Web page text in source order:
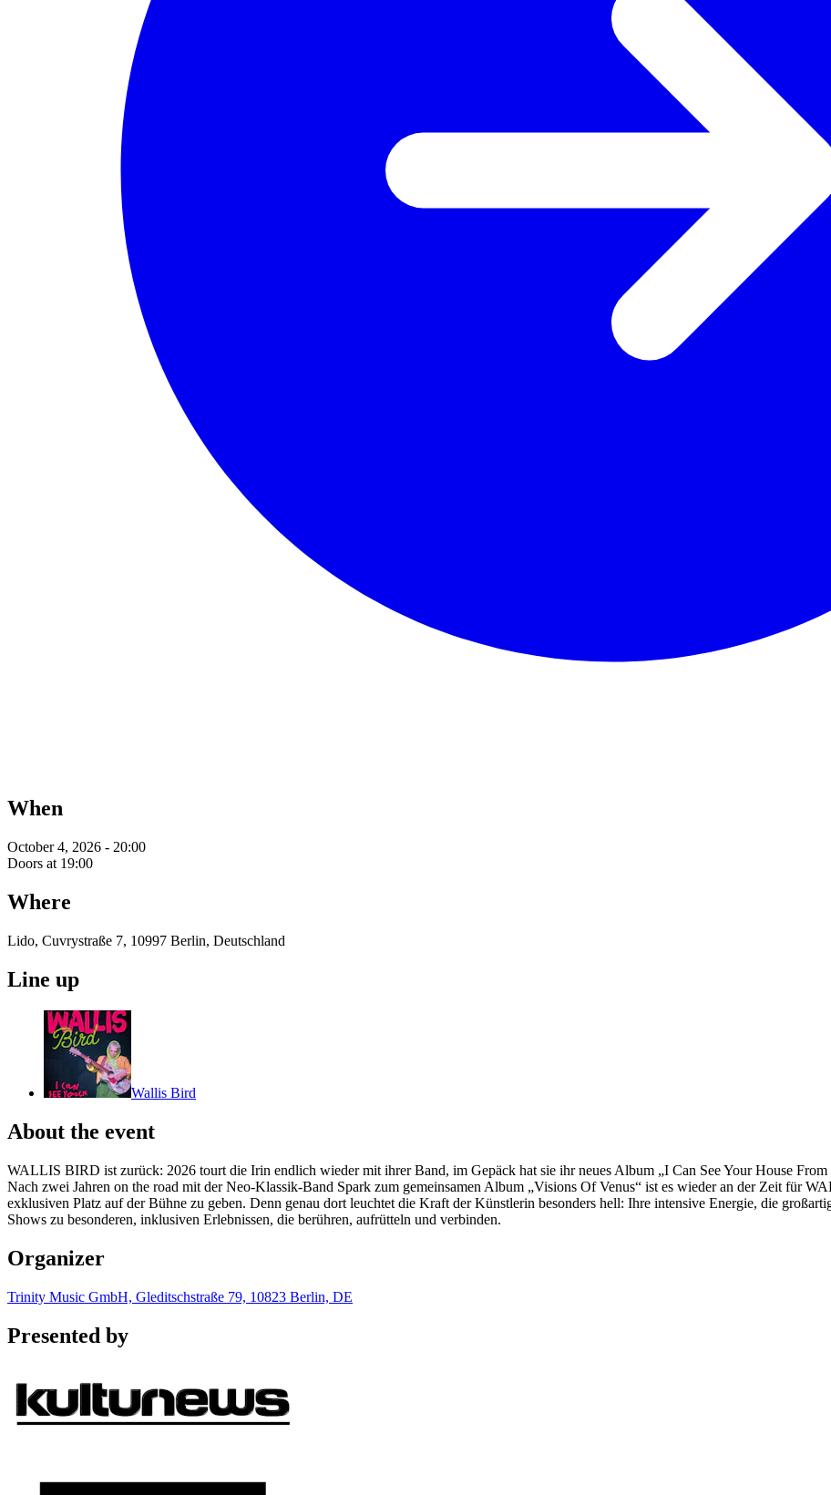
When
October 4, 2026 - 20:00
Doors at 19:00
Where
Lido, Cuvrystraße 7, 10997 Berlin, Deutschland
Line up
Wallis Bird
About the event
WALLIS BIRD ist zurück: 2026 tourt die Irin endlich wieder mit ihrer Band, im Gepäck hat sie ihr neues Album „I Can See Your House
Nach zwei Jahren on the road mit der Neo-Klassik-Band Spark zum gemeinsamen Album „Visions Of Venus“ ist es wieder an der Zeit für
exklusiven Platz auf der Bühne zu geben. Denn genau dort leuchtet die Kraft der Künstlerin besonders hell: Ihre intensive Energie, die
Shows zu besonderen, inklusiven Erlebnissen, die berühren, aufrütteln und verbinden.
Organizer
Trinity Music GmbH, Gleditschstraße 79, 10823 Berlin, DE
Presented by